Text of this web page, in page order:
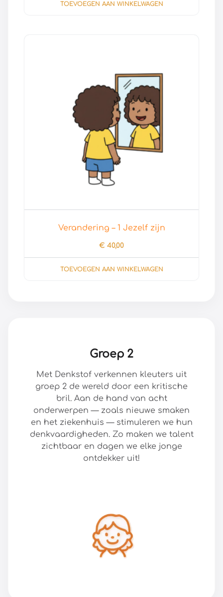
TOEVOEGEN AAN WINKELWAGEN
Verandering – 1 Jezelf zijn
€ 40,00
TOEVOEGEN AAN WINKELWAGEN
Groep 2
Met Denkstof verkennen kleuters uit
groep 2 de wereld door een kritische
bril. Aan de hand van acht
onderwerpen — zoals nieuwe smaken
en het ziekenhuis — stimuleren we hun
denkvaardigheden. Zo maken we talent
zichtbaar en dagen we elke jonge
ontdekker uit!